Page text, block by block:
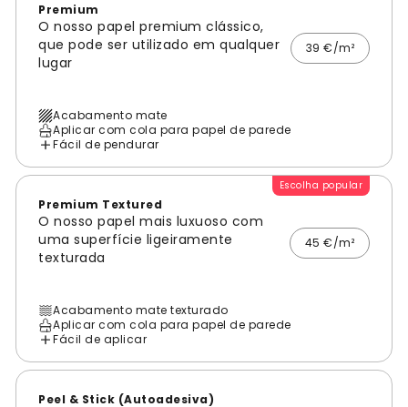
Premium
O nosso papel premium clássico,
que pode ser utilizado em qualquer
lugar
39 €/m²
Acabamento mate
Aplicar com cola para papel de parede
Fácil de pendurar
Escolha popular
Premium Textured
O nosso papel mais luxuoso com
uma superfície ligeiramente
texturada
45 €/m²
Acabamento mate texturado
Aplicar com cola para papel de parede
Fácil de aplicar
Peel & Stick (Autoadesiva)